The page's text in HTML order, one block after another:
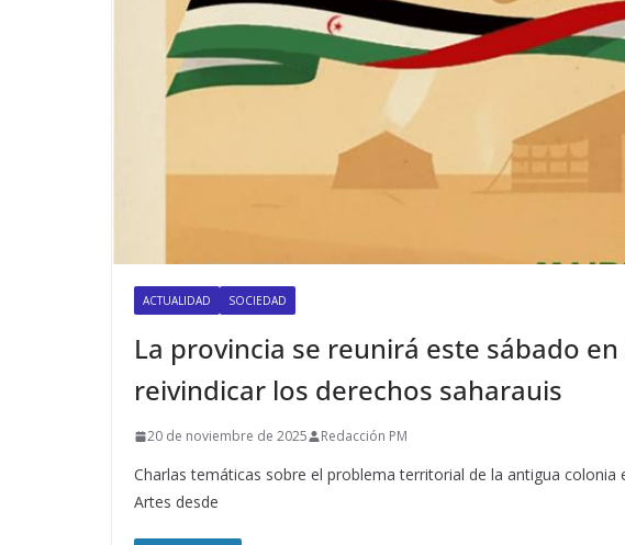
ACTUALIDAD SOCIEDAD
La provincia se reunirá este sábado
reivindicar los derechos saharauis
20 de noviembre de 2025 Redacción PM
Charlas temáticas sobre el problema territorial de la antigua colonia
Artes desde